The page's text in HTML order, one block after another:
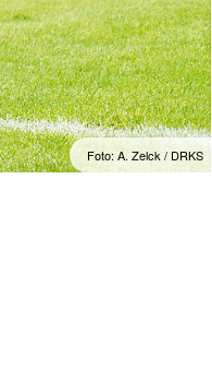
Foto: A. Zelck / DRKS